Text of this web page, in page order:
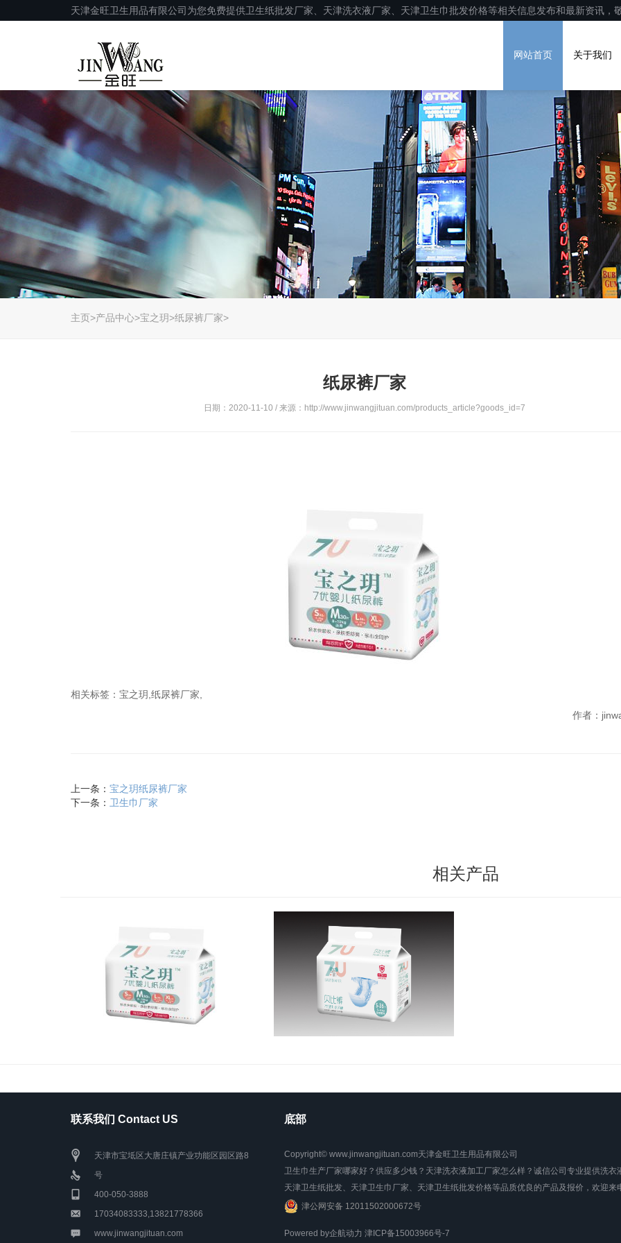
天津金旺卫生用品有限公司为您免费提供卫生纸批发厂家、天津洗衣液厂家、天津卫生巾批发价格等相关信息发布和最新资讯，
网站首页 关于我们
主页>产品中心>宝之玥>纸尿裤厂家>
纸尿裤厂家
日期：2020-11-10 / 来源：http://www.jinwangjituan.com/products_article?goods_id=7
相关标签：宝之玥,纸尿裤厂家,
作者：
上一条： 宝之玥纸尿裤厂家
下一条： 卫生巾厂家
相关产品
联系我们 Contact US
天津市宝坻区大唐庄镇产业功能区园区路8
号
400-050-3888
17034083333,13821778366
www.jinwangjituan.com
底部
Copyright© www.jinwangjituan.com天津金旺卫生用品有限公司
卫生巾生产厂家哪家好？供应多少钱？天津洗衣液加工厂家怎么样？诚信公司专业提供洗衣
天津卫生纸批发、天津卫生巾厂家、天津卫生纸批发价格等品质优良的产品及报价，欢迎来
津公网安备 12011502000672号
Powered by企航动力 津ICP备15003966号-7